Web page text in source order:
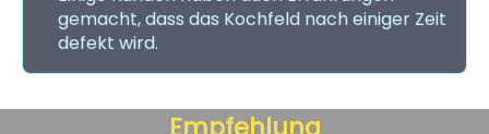
gemacht, dass das Kochfeld nach einiger Zeit
defekt wird.